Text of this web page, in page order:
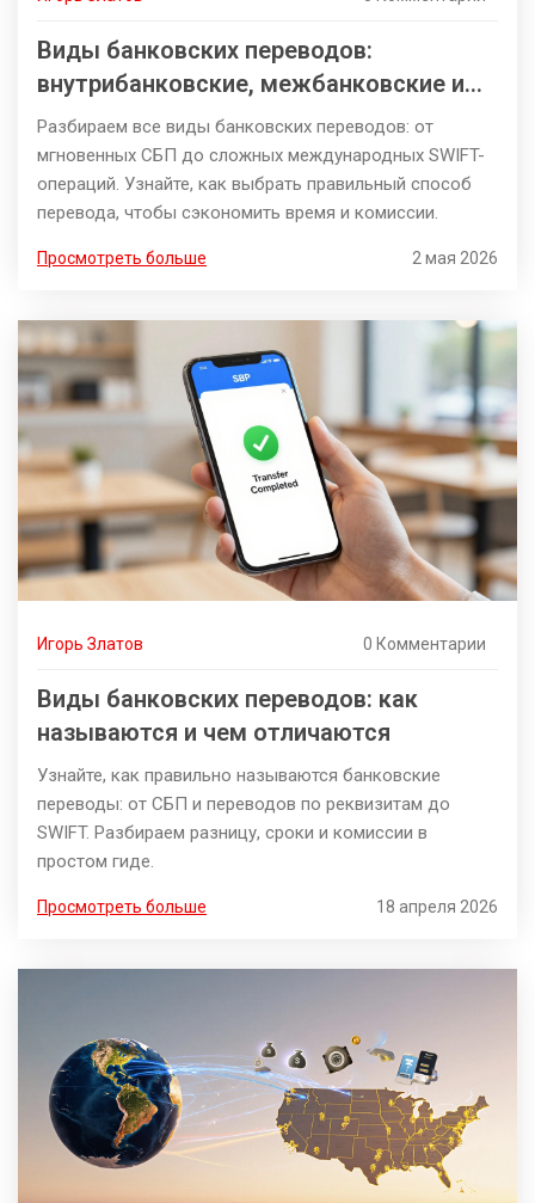
Виды банковских переводов:
внутрибанковские, межбанковские и
международные
Разбираем все виды банковских переводов: от
мгновенных СБП до сложных международных SWIFT-
операций. Узнайте, как выбрать правильный способ
перевода, чтобы сэкономить время и комиссии.
Просмотреть больше 2 мая 2026
Игорь Златов 0 Комментарии
Виды банковских переводов: как
называются и чем отличаются
Узнайте, как правильно называются банковские
переводы: от СБП и переводов по реквизитам до
SWIFT. Разбираем разницу, сроки и комиссии в
простом гиде.
Просмотреть больше 18 апреля 2026